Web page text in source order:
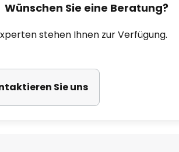
Wünschen Sie eine Beratung?
stehen Ihnen zur Verfügung.
Sie uns